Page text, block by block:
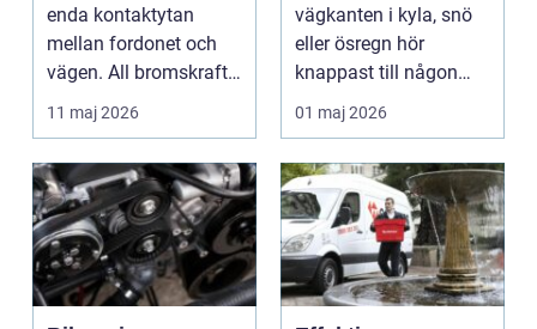
enda kontaktytan
mellan fordonet och
vägen. All bromskraft,
styrning och accelera...
11 maj 2026
vägkanten i kyla, snö
eller ösregn hör
knappast till någon
bilägares drömscen...
01 maj 2026